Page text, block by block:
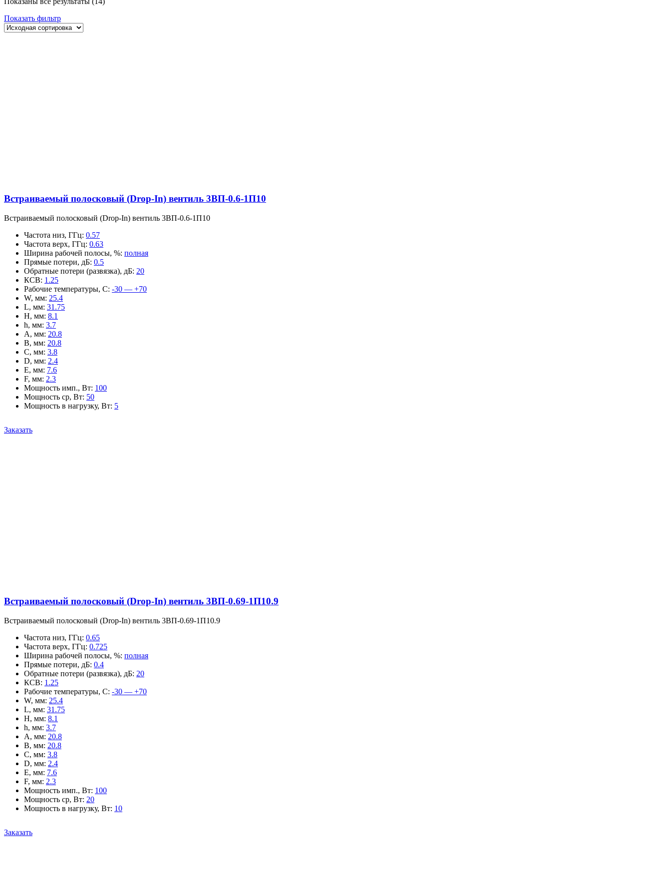
Показать фильтр
Встраиваемый полосковый (Drop-In) вентиль 3ВП-0.6-1П10
Встраиваемый полосковый (Drop-In) вентиль 3ВП-0.6-1П10
Частота низ, ГГц: 0.57
Частота верх, ГГц: 0.63
Ширина рабочей полосы, %: полная
Прямые потери, дБ: 0.5
Обратные потери (развязка), дБ: 20
КСВ: 1.25
Рабочие температуры, С: -30 — +70
W, мм: 25.4
L, мм: 31.75
H, мм: 8.1
h, мм: 3.7
A, мм: 20.8
B, мм: 20.8
C, мм: 3.8
D, мм: 2.4
E, мм: 7.6
F, мм: 2.3
Мощность имп., Вт: 100
Мощность ср, Вт: 50
Мощность в нагрузку, Вт: 5
Заказать
Встраиваемый полосковый (Drop-In) вентиль 3ВП-0.69-1П10.9
Встраиваемый полосковый (Drop-In) вентиль 3ВП-0.69-1П10.9
Частота низ, ГГц: 0.65
Частота верх, ГГц: 0.725
Ширина рабочей полосы, %: полная
Прямые потери, дБ: 0.4
Обратные потери (развязка), дБ: 20
КСВ: 1.25
Рабочие температуры, С: -30 — +70
W, мм: 25.4
L, мм: 31.75
H, мм: 8.1
h, мм: 3.7
A, мм: 20.8
B, мм: 20.8
C, мм: 3.8
D, мм: 2.4
E, мм: 7.6
F, мм: 2.3
Мощность имп., Вт: 100
Мощность ср, Вт: 20
Мощность в нагрузку, Вт: 10
Заказать